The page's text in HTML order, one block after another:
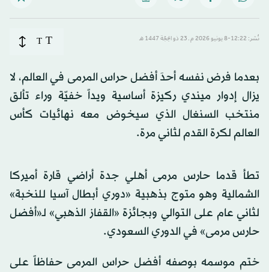
نُشر: 12:22-8 يونيو 2026 م ـ 23 ذو الحِجّة 1447 هـ T
T
بعدما فرض نفسه أحدَ أفضل حراس المرمى في العالم، لا
يزال إدوار ميندي ركيزة أساسية ويداً خفيّة وراء تألق
منتخب السنغال الذي سيخوض معه نهائيات كأس
العالم لكرة القدم لثاني مرة.
تطأ قدما حارس مرمى أهلي جدة أراضي قارة أميركا
الشمالية وهو متوج بذهبية «دوري أبطال آسيا للنخبة»
لثاني عام على التوالي وبجائزة «القفاز الذهبي» لـ«أفضل
حارس مرمى» في الدوري السعودي.
ختم موسمه بوصفه أفضل حراس المرمى حفاظاً على